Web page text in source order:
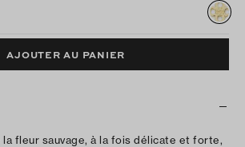
AJOUTER AU PANIER
la fleur sauvage, à la fois délicate et forte,